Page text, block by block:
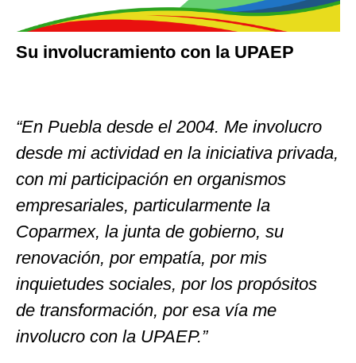
Su involucramiento con la UPAEP
“En Puebla desde el 2004. Me involucro
desde mi actividad en la iniciativa privada,
con mi participación en organismos
empresariales, particularmente la
Coparmex, la junta de gobierno, su
renovación, por empatía, por mis
inquietudes sociales, por los propósitos
de transformación, por esa vía me
involucro con la UPAEP.”